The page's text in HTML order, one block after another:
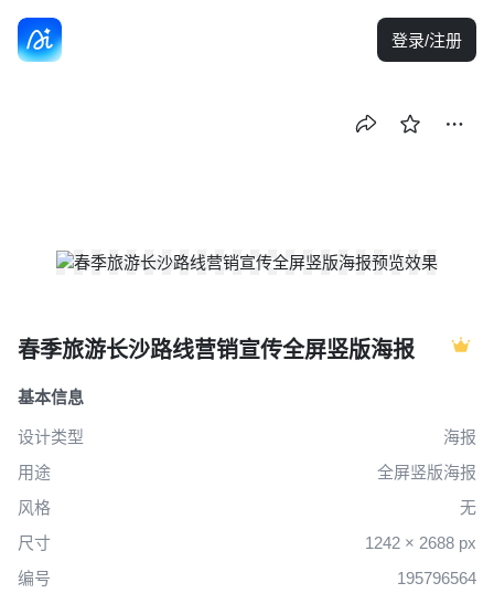
登录/注册
春季旅游长沙路线营销宣传全屏竖版海报
创作 海报 全屏竖版海报
基本信息
设计类型
海报
用途
全屏竖版海报
风格
无
尺寸
1242 × 2688 px
编号
195796564